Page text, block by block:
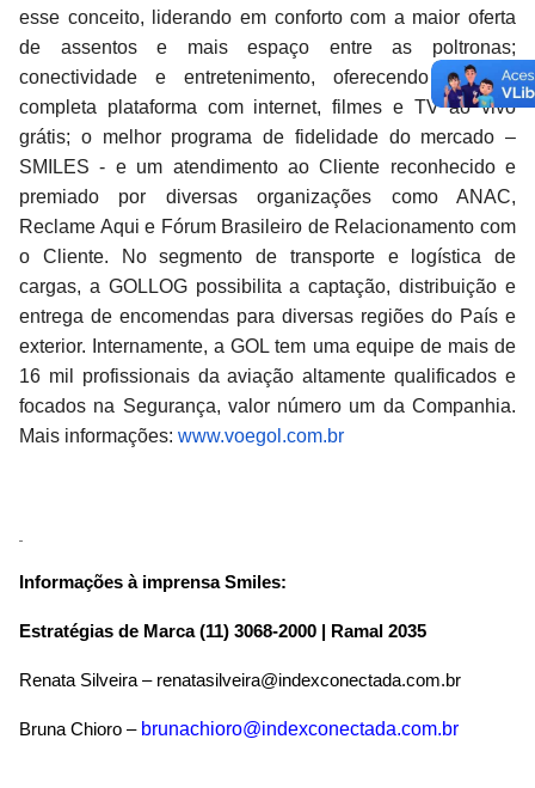
esse conceito, liderando em conforto com a maior oferta
de assentos e mais espaço entre as poltronas;
conectividade e entretenimento, oferecendo a mais
completa plataforma com internet, filmes e TV ao vivo
grátis; o melhor programa de fidelidade do mercado –
SMILES - e um atendimento ao Cliente reconhecido e
premiado por diversas organizações como ANAC,
Reclame Aqui e Fórum Brasileiro de Relacionamento com
o Cliente. No segmento de transporte e logística de
cargas, a GOLLOG possibilita a captação, distribuição e
entrega de encomendas para diversas regiões do País e
exterior. Internamente, a GOL tem uma equipe de mais de
16 mil profissionais da aviação altamente qualificados e
focados na Segurança, valor número um da Companhia.
Mais informações: www.voegol.com.br
Informações à imprensa Smiles:
Estratégias de Marca (11) 3068-2000 | Ramal 2035
Renata Silveira – renatasilveira@indexconectada.com.br
Bruna Chioro – brunachioro@indexconectada.com.br